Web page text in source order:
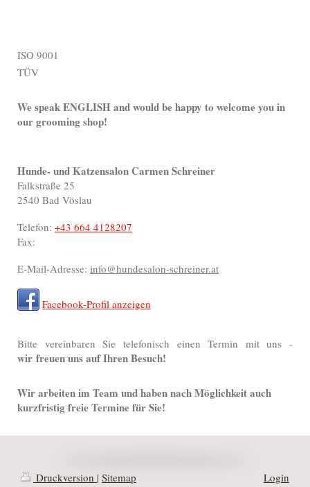
ISO 9001
TÜV
We speak ENGLISH and would be happy to welcome you in
our grooming shop!
Hunde- und Katzensalon Carmen Schreiner
Falkstraße 25
2540 Bad Vöslau
Telefon: +43 664 4128207
Fax:
E-Mail-Adresse: info@hundesalon-schreiner.at
Facebook-Profil anzeigen
Bitte vereinbaren Sie telefonisch einen Termin mit uns -
wir freuen uns auf Ihren Besuch!
Wir arbeiten im Team und haben nach Möglichkeit auch
kurzfristig freie Termine für Sie!
Druckversion | Sitemap
Login